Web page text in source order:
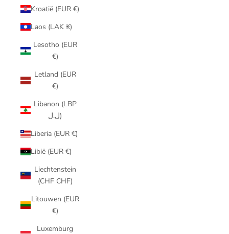
Kroatië (EUR €)
Laos (LAK ₭)
Lesotho (EUR
€)
Letland (EUR
€)
Libanon (LBP
ل.ل)
Liberia (EUR €)
Libië (EUR €)
Liechtenstein
(CHF CHF)
Litouwen (EUR
€)
Luxemburg